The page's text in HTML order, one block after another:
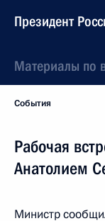
Президент
Материалы по
События
Рабочая
Анатолием
Министр